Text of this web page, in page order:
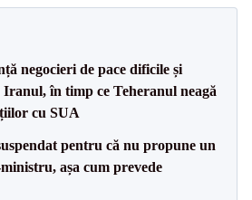
negocieri de pace dificile și
Iranul, în timp ce Teheranul neagă
cu SUA
pentru că nu propune un
așa cum prevede